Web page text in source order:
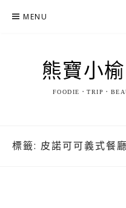
MENU
熊寶小
FOODIE．TRIP．
標籤: 皮諾可可義式餐廳